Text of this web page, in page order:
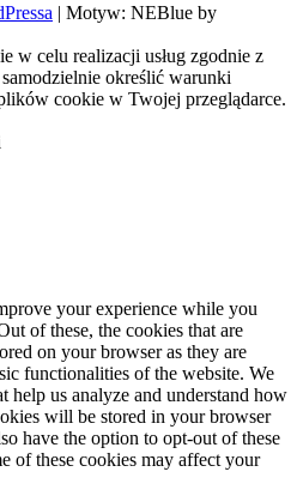
| Motyw: NEBlue by
w celu realizacji usług zgodnie z
określić warunki
cookie w Twojej przeglądarce.
your experience while you
of these, the cookies that are
on your browser as they are
functionalities of the website. We
help us analyze and understand how
will be stored in your browser
have the option to opt-out of these
of these cookies may affect your